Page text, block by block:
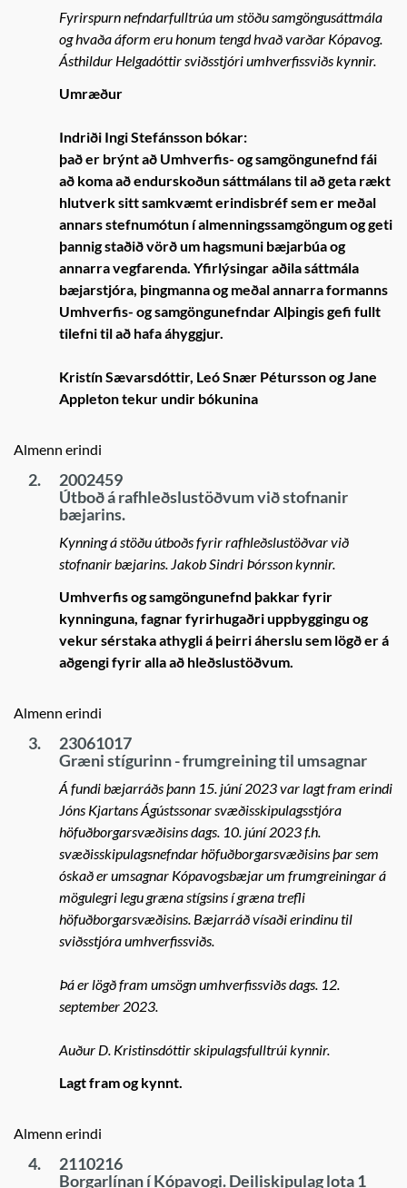
Fyrirspurn nefndarfulltrúa um stöðu samgöngusáttmála
og hvaða áform eru honum tengd hvað varðar Kópavog.
Ásthildur Helgadóttir sviðsstjóri umhverfissviðs kynnir.
Umræður
Indriði Ingi Stefánsson bókar:
það er brýnt að Umhverfis- og samgöngunefnd fái
að koma að endurskoðun sáttmálans til að geta rækt
hlutverk sitt samkvæmt erindisbréf sem er meðal
annars stefnumótun í almenningssamgöngum og geti
þannig staðið vörð um hagsmuni bæjarbúa og
annarra vegfarenda. Yfirlýsingar aðila sáttmála
bæjarstjóra, þingmanna og meðal annarra formanns
Umhverfis- og samgöngunefndar Alþingis gefi fullt
tilefni til að hafa áhyggjur.
Kristín Sævarsdóttir, Leó Snær Pétursson og Jane
Appleton tekur undir bókunina
Almenn erindi
2.
2002459
Útboð á rafhleðslustöðvum við stofnanir
bæjarins.
Kynning á stöðu útboðs fyrir rafhleðslustöðvar við
stofnanir bæjarins. Jakob Sindri Þórsson kynnir.
Umhverfis og samgöngunefnd þakkar fyrir
kynninguna, fagnar fyrirhugaðri uppbyggingu og
vekur sérstaka athygli á þeirri áherslu sem lögð er á
aðgengi fyrir alla að hleðslustöðvum.
Almenn erindi
3.
23061017
Græni stígurinn - frumgreining til umsagnar
Á fundi bæjarráðs þann 15. júní 2023 var lagt fram erindi
Jóns Kjartans Ágústssonar svæðisskipulagsstjóra
höfuðborgarsvæðisins dags. 10. júní 2023 f.h.
svæðisskipulagsnefndar höfuðborgarsvæðisins þar sem
óskað er umsagnar Kópavogsbæjar um frumgreiningar á
mögulegri legu græna stígsins í græna trefli
höfuðborgarsvæðisins. Bæjarráð vísaði erindinu til
sviðsstjóra umhverfissviðs.
Þá er lögð fram umsögn umhverfissviðs dags. 12.
september 2023.
Auður D. Kristinsdóttir skipulagsfulltrúi kynnir.
Lagt fram og kynnt.
Almenn erindi
4.
2110216
Borgarlínan í Kópavogi. Deiliskipulag lota 1